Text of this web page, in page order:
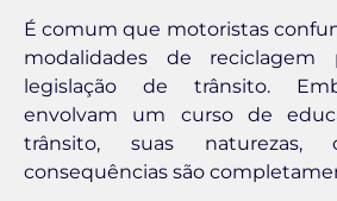
É comum que motoristas
modalidades de reciclagem
legislação de trânsito.
envolvam um curso de
trânsito, suas naturezas,
consequências são